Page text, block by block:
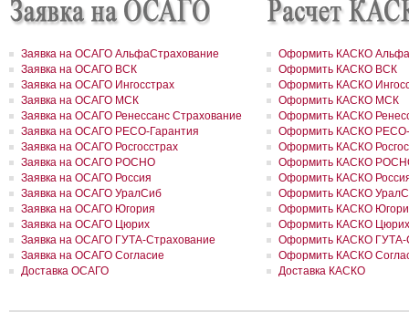
авиакомпании «Полет» на 8,8 млн долларов
РОСГОССТРАХ в Ленинградской области принял более 200
РОСГОССТРАХ в Свердловской области застраховал дом на
41 млн рублей
РОСГОССТРАХ застрахует по ОСАГО автотранспорт МВД
Республики
РОСГОССТРАХ в Москве и Московской области застраховал 2
сумму 26,2 млн рублей
РОСГОССТРАХ урегулировал более трех четвертей убытков,
причиненных природными пожарами
РОСГОССТРАХ урегулировал более трех четвертей убытков,
причиненных природными пожарами
РОСГОССТРАХ выплатил более 3 млн рублей за поврежденное
оборудование
РОСГОССТРАХ в Чувашии застраховал ТРЦ «Каскад» на сумму
рублей
РОСГОССТРАХ в Чувашии принимает заявления от
ущербу, причиненному ураганным ветром
РОСГОССТРАХ подписал партнерский договор с компанией
РОСГОССТРАХ во Владимирской области застраховал дом на
Заявка на ОСАГО АльфаСтрахование
Заявка на ОСАГО ВСК
Заявка на ОСАГО Ингосстрах
Заявка на ОСАГО МСК
Заявка на ОСАГО Ренессанс Страхование
Заявка на ОСАГО РЕСО-Гарантия
Заявка на ОСАГО Росгосстрах
Заявка на ОСАГО РОСНО
Заявка на ОСАГО Россия
Заявка на ОСАГО УралСиб
Заявка на ОСАГО Югория
Заявка на ОСАГО Цюрих
Заявка на ОСАГО ГУТА-Страхование
Заявка на ОСАГО Согласие
Доставка ОСАГО
Оформить КАСКО
Оформить КАСКО ВСК
Оформить КАСКО
Оформить КАСКО МСК
Оформить КАСКО
Оформить КАСКО РЕСО-
Оформить КАСКО
Оформить КАСКО
Оформить КАСКО
Оформить КАСКО
Оформить КАСКО
Оформить КАСКО Цюрих
Оформить КАСКО ГУТА-
Оформить КАСКО
Доставка КАСКО